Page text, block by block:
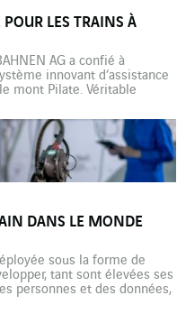
POUR LES TRAINS À
AG a confié à
innovant d’assistance
mont Pilate. Véritable
au mont Pilate, l’une des
helvétiques. Depuis
DANS LE MONDE
sous la forme de
tant sont élevées ses
personnes et des données,